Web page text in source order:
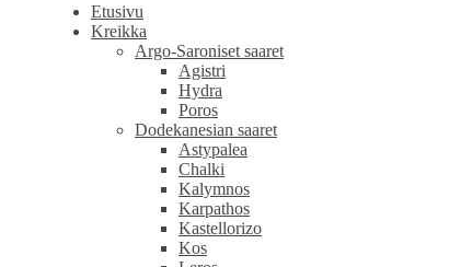
Etusivu
Kreikka
Argo-Saroniset saaret
Agistri
Hydra
Poros
Dodekanesian saaret
Astypalea
Chalki
Kalymnos
Karpathos
Kastellorizo
Kos